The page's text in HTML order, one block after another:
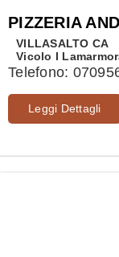
PIZZERIA
VILLASALTO CA
Vicolo I
Telefono:
Leggi Dettagli